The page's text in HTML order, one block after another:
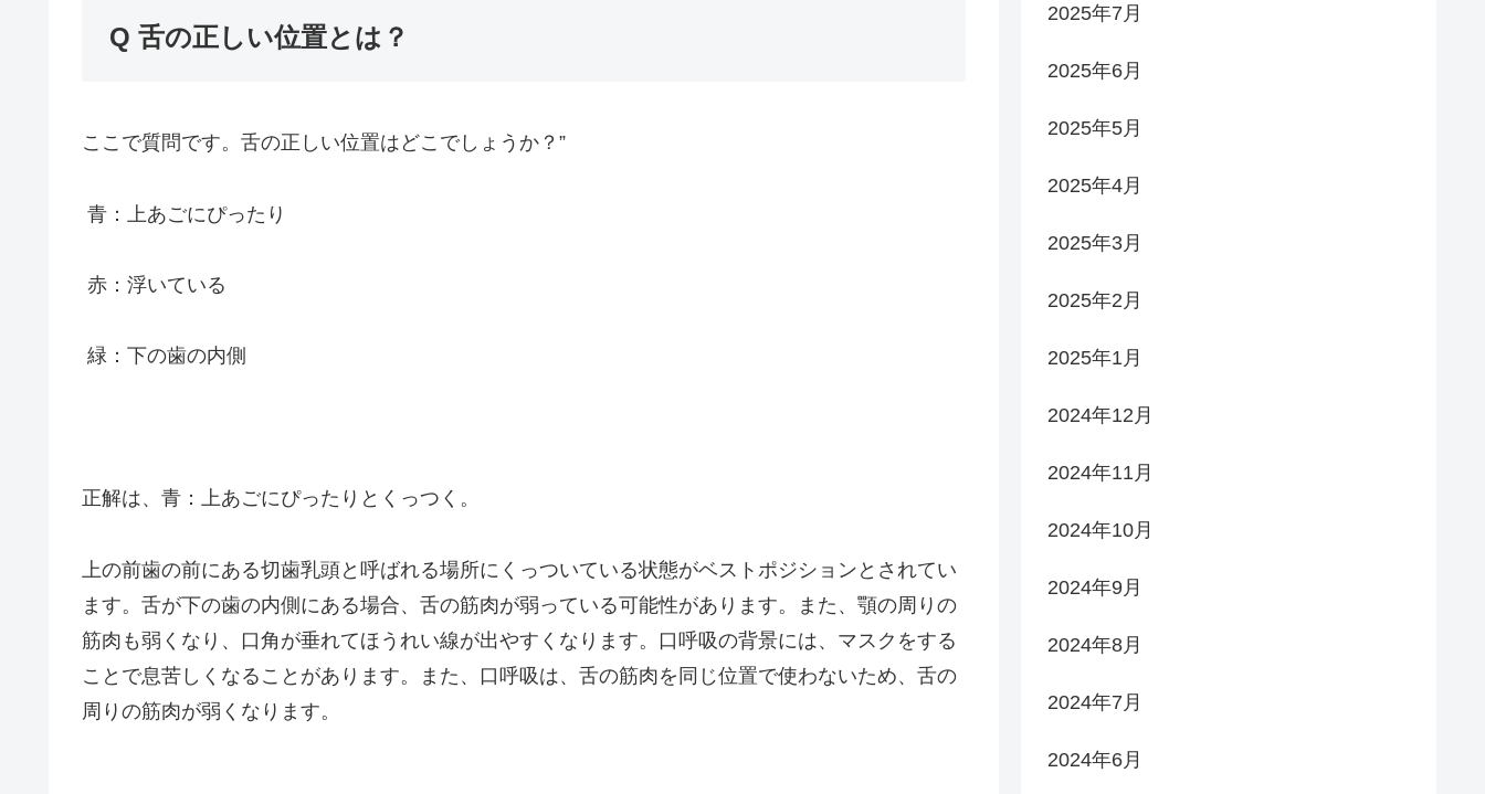
Q 舌の正しい位置とは？
ここで質問です。舌の正しい位置はどこでしょうか？”
青：上あごにぴったり
赤：浮いている
緑：下の歯の内側
正解は、青：上あごにぴったりとくっつく。
上の前歯の前にある切歯乳頭と呼ばれる場所にくっついている状態がベストポジションとされてい
ます。舌が下の歯の内側にある場合、舌の筋肉が弱っている可能性があります。また、顎の周りの
筋肉も弱くなり、口角が垂れてほうれい線が出やすくなります。口呼吸の背景には、マスクをする
ことで息苦しくなることがあります。また、口呼吸は、舌の筋肉を同じ位置で使わないため、舌の
周りの筋肉が弱くなります。
2025年7月
2025年6月
2025年5月
2025年4月
2025年3月
2025年2月
2025年1月
2024年12月
2024年11月
2024年10月
2024年9月
2024年8月
2024年7月
2024年6月